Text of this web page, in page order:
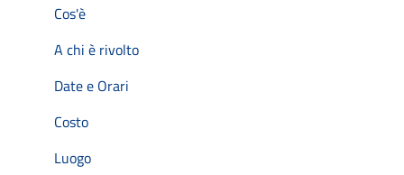
Cos'è
A chi è rivolto
Date e Orari
Costo
Luogo